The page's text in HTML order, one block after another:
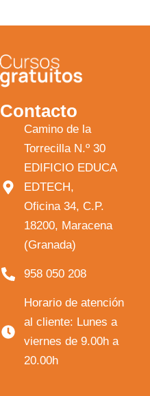
Contacto
Camino de la
Torrecilla N.º 30
EDIFICIO EDUCA
EDTECH,
Oficina 34, C.P.
18200, Maracena
(Granada)
958 050 208
Horario de atención
al cliente: Lunes a
viernes de 9.00h a
20.00h